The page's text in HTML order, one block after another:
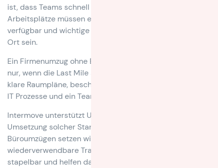
ist, dass Teams schnell wieder arbeitsfähig sind.
Arbeitsplätze müssen eingerichtet, Technik muss
verfügbar und wichtige Unterlagen müssen am richtigen
Ort sein.
Ein Firmenumzug ohne Betriebsunterbrechung gelingt
nur, wenn die Last Mile sauber geplant ist. Dazu gehören
klare Raumpläne, beschriftete Arbeitsplätze, koordinierte
IT Prozesse und ein Team, das den Ablauf vor Ort steuert.
Intermove unterstützt Unternehmen bei der Planung und
Umsetzung solcher Standortwechsel. Besonders bei
Büroumzügen setzen wir dabei auch auf
wiederverwendbare Transportboxen. Sie sind stabil,
stapelbar und helfen dabei, Arbeitsmaterialien sicher